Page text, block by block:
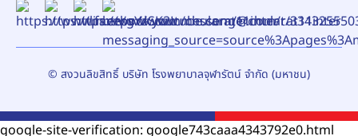
© สงวนลิขสิทธิ์ บริษัท โรงพยาบาลจุฬารัตน์ จำกัด (มหาชน)
google-site-verification: google743caaa4343792e0.html